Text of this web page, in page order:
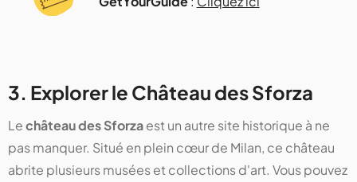
3. Explorer le Château des Sforza
Lechâteau des Sforzaest un autre site historique à ne
pas manquer. Situé en plein cœur de Milan, ce château
abrite plusieurs musées et collections d'art. Vous pouvez